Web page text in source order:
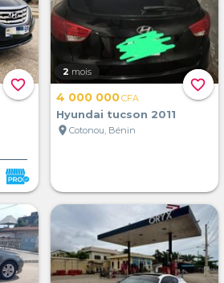
favorite_border favorite_border
2 mois
4 000 000CFA
Hyundai tucson 2011
location_on Cotonou, Bénin